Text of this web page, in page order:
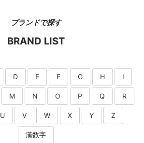
ブランドで探す
BRAND LIST
D E F G H I
M N O P Q R
U V W X Y Z
漢数字